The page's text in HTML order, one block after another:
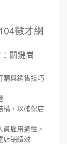
徵才網
關鍵崗
購與銷售技巧
構，以確保店
雇用適性、
店鋪績效